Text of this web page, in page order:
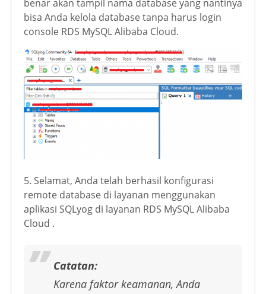
benar akan tampil nama database yang nantinya
bisa Anda kelola database tanpa harus login
console RDS MySQL Alibaba Cloud.
5. Selamat, Anda telah berhasil konfigurasi
remote database di layanan menggunakan
aplikasi SQLyog di layanan RDS MySQL Alibaba
Cloud .
Catatan:
Karena faktor keamanan, Anda